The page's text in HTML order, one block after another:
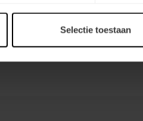
Selectie toestaan